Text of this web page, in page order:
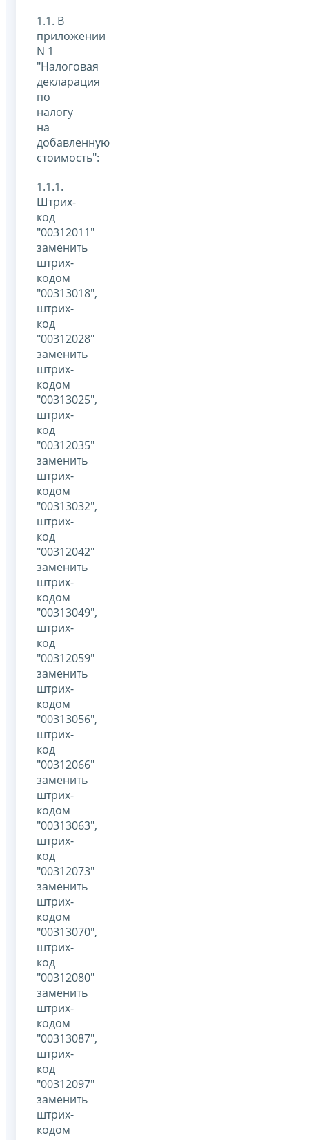
1.1. В
приложении
N 1
"Налоговая
декларация
по
налогу
на
добавленную
стоимость":
1.1.1.
Штрих-
код
"00312011"
заменить
штрих-
кодом
"00313018",
штрих-
код
"00312028"
заменить
штрих-
кодом
"00313025",
штрих-
код
"00312035"
заменить
штрих-
кодом
"00313032",
штрих-
код
"00312042"
заменить
штрих-
кодом
"00313049",
штрих-
код
"00312059"
заменить
штрих-
кодом
"00313056",
штрих-
код
"00312066"
заменить
штрих-
кодом
"00313063",
штрих-
код
"00312073"
заменить
штрих-
кодом
"00313070",
штрих-
код
"00312080"
заменить
штрих-
кодом
"00313087",
штрих-
код
"00312097"
заменить
штрих-
кодом